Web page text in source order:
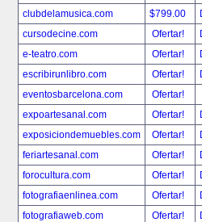
clubdelamusica.com
$799.00
cursodecine.com
Ofertar!
e-teatro.com
Ofertar!
escribirunlibro.com
Ofertar!
eventosbarcelona.com
Ofertar!
expoartesanal.com
Ofertar!
exposiciondemuebles.com
Ofertar!
feriartesanal.com
Ofertar!
forocultura.com
Ofertar!
fotografiaenlinea.com
Ofertar!
fotografiaweb.com
Ofertar!